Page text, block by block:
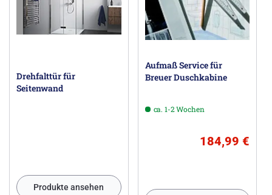
Drehfalttür für
Seitenwand
Produkte ansehen
Aufmaß Service für
Breuer Duschkabine
ca. 1-2 Wochen
184,99 €